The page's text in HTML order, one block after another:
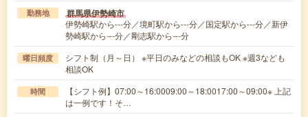
勤務地 群馬県伊勢崎市
伊勢崎駅から---分／境町駅から---分／国定駅から---分／新伊
勢崎駅から---分／剛志駅から---分
曜日頻度
シフト制（月～日） ※平日のみなどの相談もOK ※週3なども
相談OK
時間
【シフト例】07:00～16:0009:00～18:0017:00～09:00※ 上記
は一例です！そ…